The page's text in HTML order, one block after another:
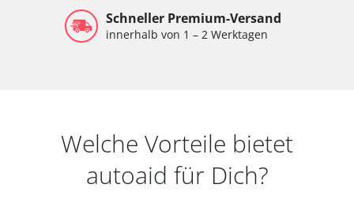
Schneller Premium-Versand
innerhalb von 1 – 2 Werktagen
Welche Vorteile bietet
autoaid für Dich?